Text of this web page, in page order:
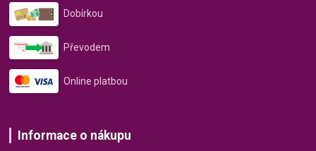
Dobírkou
Převodem
Online platbou
Informace o nákupu